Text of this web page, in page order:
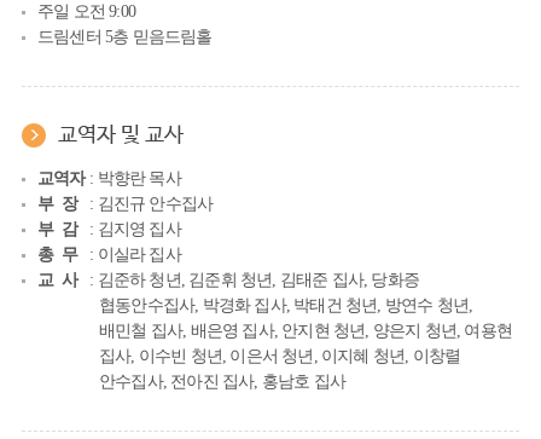
주일 오전 9:00
드림센터 5층 믿음드림홀
교역자 및 교사
교역자: 박향란 목사
부 장
: 김진규 안수집사
부 감
: 김지영 집사
총 무
: 이실라 집사
교 사
: 김준하 청년, 김준휘 청년, 김태준 집사, 당화증
협동안수집사, 박경화 집사, 박태건 청년, 방연수 청년,
배민철 집사, 배은영 집사, 안지현 청년, 양은지 청년, 여용현
집사, 이수빈 청년, 이은서 청년, 이지혜 청년, 이창렬
안수집사, 전아진 집사, 홍남호 집사